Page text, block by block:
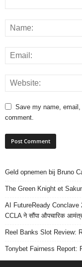
Save my name, email,
comment.
Geld opnemen bij Bruno
The Green Knight et
AI FutureReady Conclave
CCLA ने सौंपा औपचारिक
Reel Banks Slot Review:
Tonybet Fairness Report: